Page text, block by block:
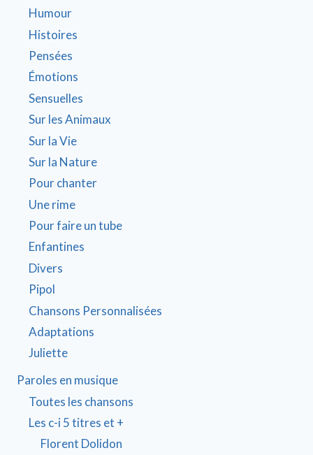
Humour
Histoires
Pensées
Émotions
Sensuelles
Sur les Animaux
Sur la Vie
Sur la Nature
Pour chanter
Une rime
Pour faire un tube
Enfantines
Divers
Pipol
Chansons Personnalisées
Adaptations
Juliette
Paroles en musique
Toutes les chansons
Les c-i 5 titres et +
Florent Dolidon